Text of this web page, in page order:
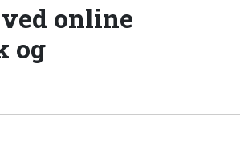
online
og